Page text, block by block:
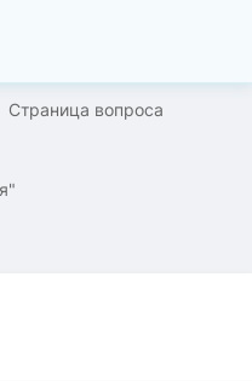
Страница вопроса